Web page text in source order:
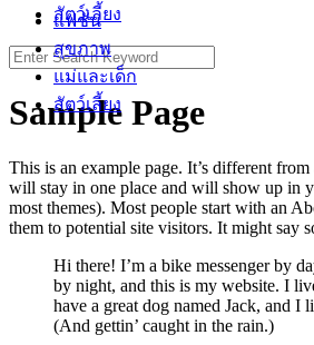
แฟชั่น
สุขภาพ
แม่และเด็ก
สัตว์เลี้ยง
สัตว์เลี้ยง
Search
for:
Sample Page
This is an example page. It’s different
will stay in one place and will show up in
most themes). Most people start with an
them to potential site visitors. It might say
Hi there! I’m a bike messenger by
by night, and this is my website. I
have a great dog named Jack, and I
(And gettin’ caught in the rain.)